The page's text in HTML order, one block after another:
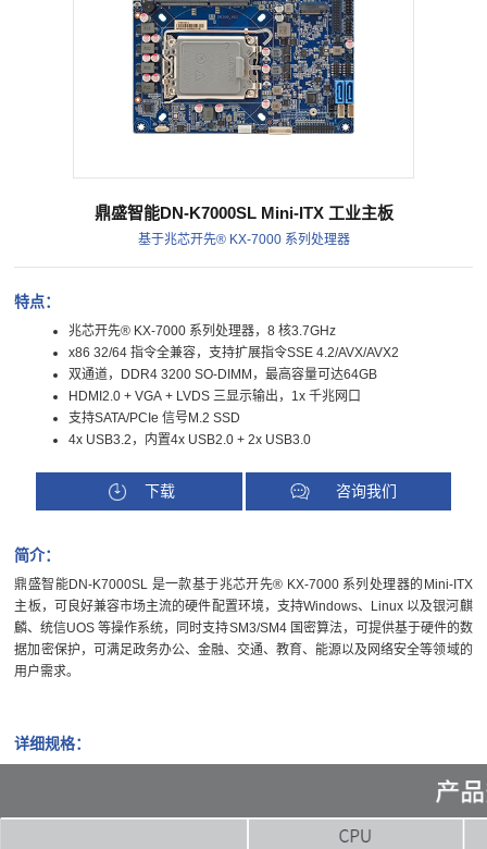
鼎盛智能DN-K7000SL Mini-ITX 工业主板
基于兆芯开先® KX-7000 系列处理器
特点：
兆芯开先® KX-7000 系列处理器，8 核3.7GHz
x86 32/64 指令全兼容，支持扩展指令SSE 4.2/AVX/AVX2
双通道，DDR4 3200 SO-DIMM，最高容量可达64GB
HDMI2.0 + VGA + LVDS 三显示输出，1x 千兆网口
支持SATA/PCIe 信号M.2 SSD
4x USB3.2，内置4x USB2.0 + 2x USB3.0
下载 咨询我们
简介：
鼎盛智能DN-K7000SL 是一款基于兆芯开先® KX-7000 系列处理器的Mini-ITX
主板，可良好兼容市场主流的硬件配置环境，支持Windows、Linux 以及银河麒
麟、统信UOS 等操作系统，同时支持SM3/SM4 国密算法，可提供基于硬件的数
据加密保护，可满足政务办公、金融、交通、教育、能源以及网络安全等领域的
用户需求。
详细规格：